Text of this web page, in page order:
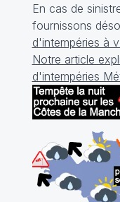
En cas de
fournissons
d'intempéries à
Notre article
d'intempéries